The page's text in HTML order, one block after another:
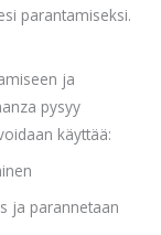
parantamiseksi.
ja
pysyy
käyttää:
ja parannetaan